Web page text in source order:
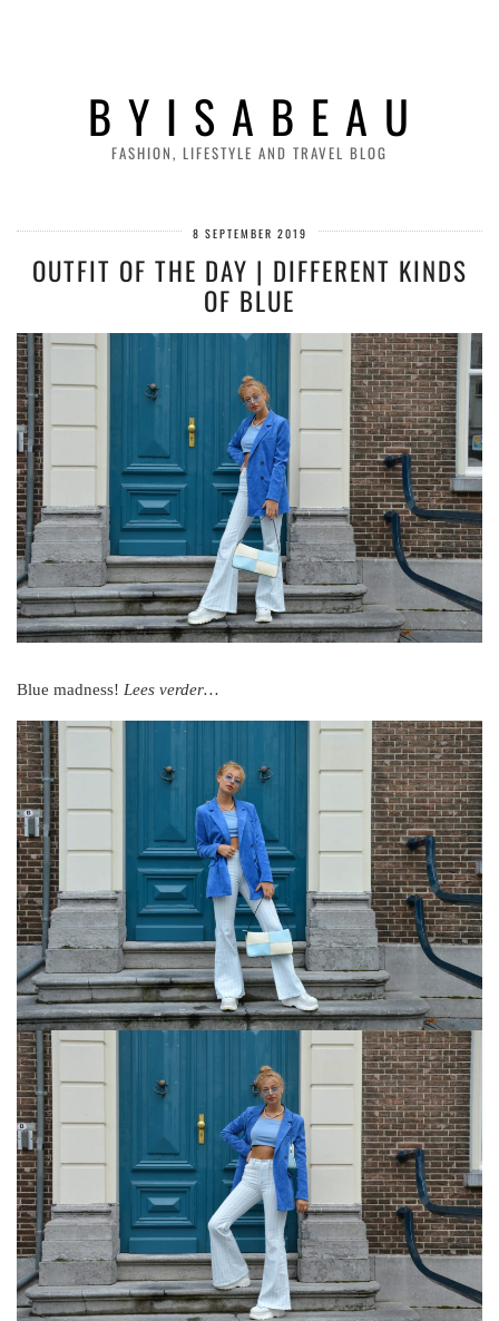
B Y I S A B E A U
FASHION, LIFESTYLE AND TRAVEL BLOG
8 SEPTEMBER 2019
OUTFIT OF THE DAY | DIFFERENT KINDS
OF BLUE
Blue madness! Lees verder…